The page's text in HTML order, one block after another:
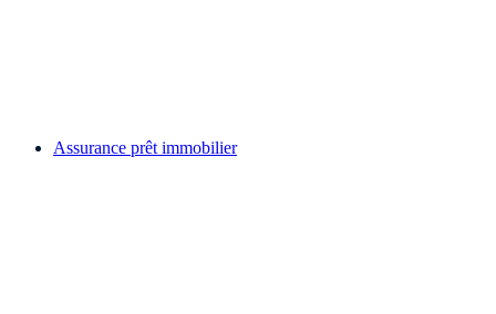
Assurance prêt immobilier